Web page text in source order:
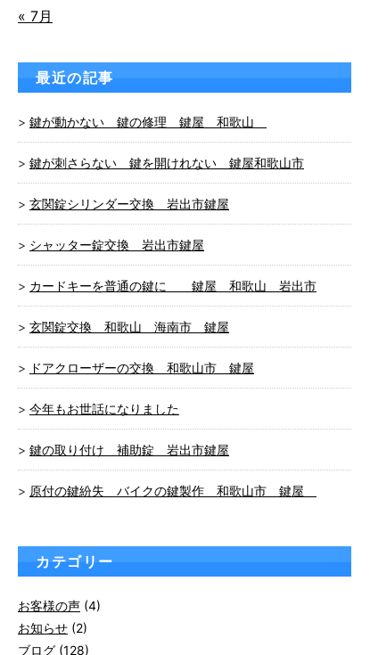
« 7月
最近の記事
鍵が動かない 鍵の修理 鍵屋 和歌山
鍵が刺さらない 鍵を開けれない 鍵屋和歌山市
玄関錠シリンダー交換 岩出市鍵屋
シャッター錠交換 岩出市鍵屋
カードキーを普通の鍵に 鍵屋 和歌山 岩出市
玄関錠交換 和歌山 海南市 鍵屋
ドアクローザーの交換 和歌山市 鍵屋
今年もお世話になりました
鍵の取り付け 補助錠 岩出市鍵屋
原付の鍵紛失 バイクの鍵製作 和歌山市 鍵屋
カテゴリー
お客様の声 (4)
お知らせ (2)
ブログ (128)